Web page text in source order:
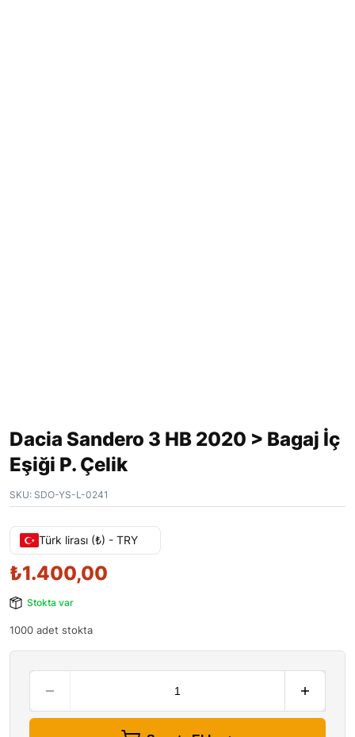
Dacia Sandero 3 HB 2020 > Bagaj İç
Eşiği P. Çelik
SKU: SDO-YS-L-0241
Türk lirası (₺) - TRY
₺1.400,00
Stokta var
1000 adet stokta